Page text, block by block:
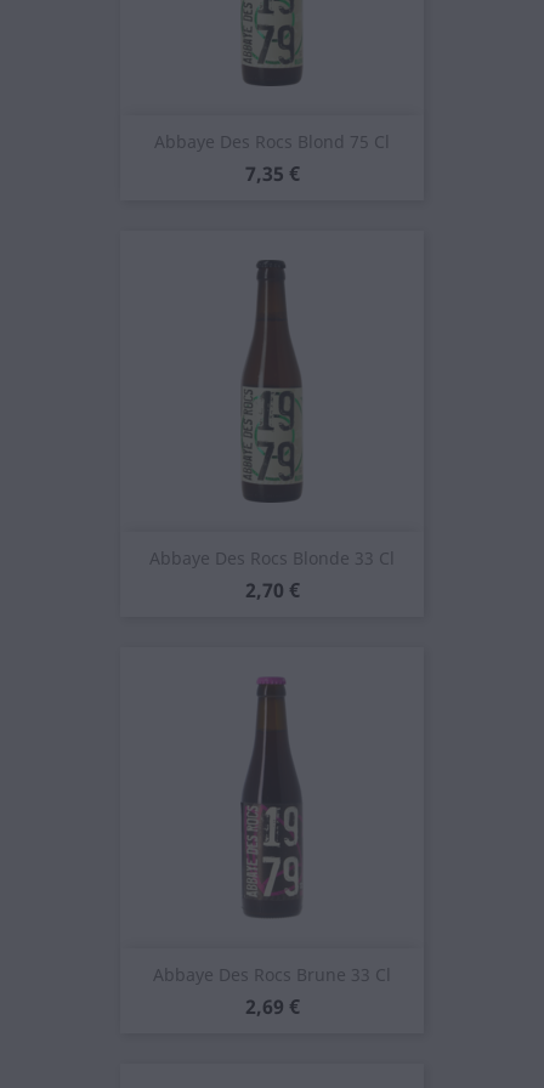
Abbaye Des Rocs Blond 75 Cl
Prezzo
7,35 €
Abbaye Des Rocs Blonde 33 Cl
Prezzo
2,70 €
Abbaye Des Rocs Brune 33 Cl
Prezzo
2,69 €